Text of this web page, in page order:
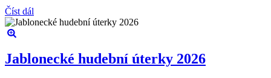
Číst dál
Jablonecké hudební úterky 2026